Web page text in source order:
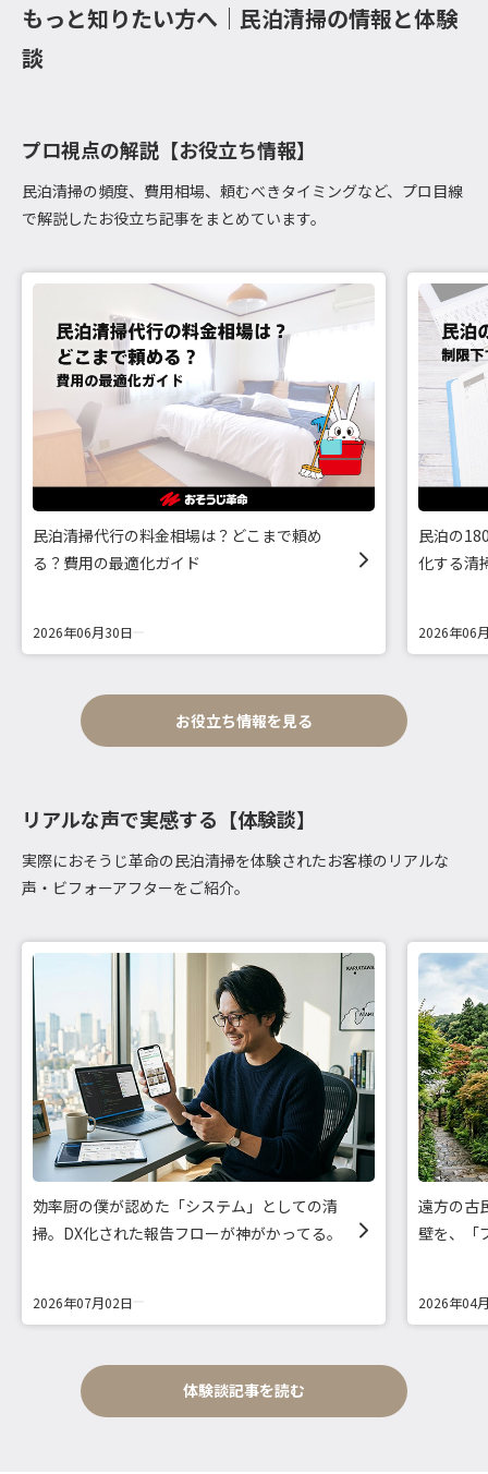
もっと知りたい方へ｜民泊清掃の情報と体験
談
プロ視点の解説【お役立ち情報】
民泊清掃の頻度、費用相場、頼むべきタイミングなど、プロ目線
で解説したお役立ち記事をまとめています。
民泊清掃代行の料金相場は？どこまで頼め
る？費用の最適化ガイド
2026年06月30日
民泊の
化する清
2026年06
お役立ち情報を見る
リアルな声で実感する【体験談】
実際におそうじ革命の民泊清掃を体験されたお客様のリアルな
声・ビフォーアフターをご紹介。
効率厨の僕が認めた「システム」としての清
掃。DX化された報告フローが神がかってる。
2026年07月02日
遠方の古
壁を、「
2026年04
体験談記事を読む